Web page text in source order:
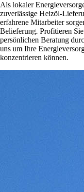
Als lokaler
zuverlässige Heizöl-
erfahrene Mitarbeiter
Belieferung. Profitieren
persönlichen Beratung
uns um Ihre
konzentrieren können.